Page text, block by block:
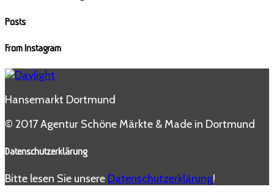
Posts
From Instagram
Hansemarkt Dortmund
© 2017 Agentur Schöne Märkte & Made in Dortmund
Datenschutzerklärung
Bitte lesen Sie unsere Datenschutzerklärung!